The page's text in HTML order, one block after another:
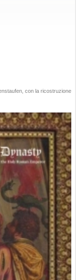
con la ricostruzione